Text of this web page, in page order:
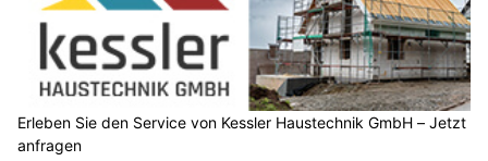
Erleben Sie den Service von Kessler Haustechnik GmbH – Jetzt
anfragen